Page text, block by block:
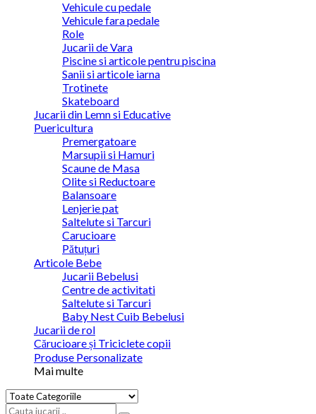
Vehicule cu pedale
Vehicule fara pedale
Role
Jucarii de Vara
Piscine si articole pentru piscina
Sanii si articole iarna
Trotinete
Skateboard
Jucarii din Lemn si Educative
Puericultura
Premergatoare
Marsupii si Hamuri
Scaune de Masa
Olite si Reductoare
Balansoare
Lenjerie pat
Saltelute si Tarcuri
Carucioare
Pătuțuri
Articole Bebe
Jucarii Bebelusi
Centre de activitati
Saltelute si Tarcuri
Baby Nest Cuib Bebelusi
Jucarii de rol
Cărucioare și Triciclete copii
Produse Personalizate
Mai multe